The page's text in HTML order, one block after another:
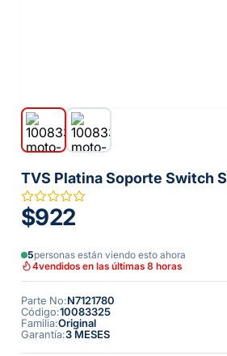
TVS Platina Soporte Switch
$922
5personas están viendo esto ahora
4vendidos en las últimas 8 horas
Parte No:N7121780
Código:10083325
Familia:Original
Garantía:3 MESES